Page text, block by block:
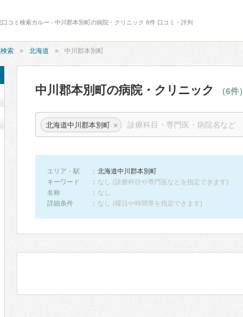
口コミ検索カルー - 中川郡本別町の病院・クリニック 6件 口コミ・評判
索 北海道 中川郡本別町
中川郡本別町の病院・クリニック （6件）
北海道中川郡本別町 ×
エリア・駅
北海道中川郡本別町
キーワード
なし (診療科目や専門医などを指定できます)
名称
なし
詳細条件
なし (曜日や時間帯を指定できます)